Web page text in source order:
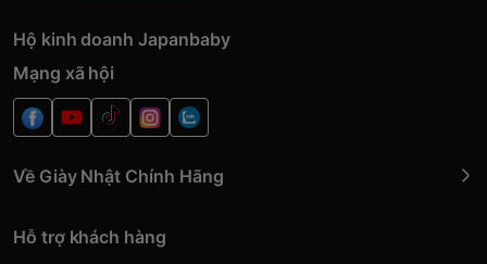
Hộ kinh doanh Japanbaby
Mạng xã hội
Về Giày Nhật Chính Hãng
Hỗ trợ khách hàng